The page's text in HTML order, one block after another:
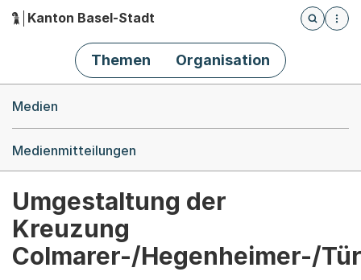
Hauptnavigation
Kanton Basel-Stadt
Öffnet
Themen Organisation
Medien
Medienmitteilungen
Umgestaltung der
Kreuzung
Colmarer-/Hegenheimer-/